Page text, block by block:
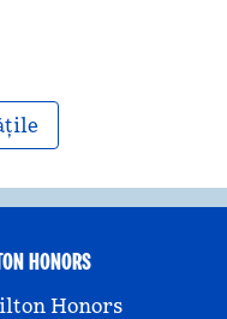
HONORS
Honors